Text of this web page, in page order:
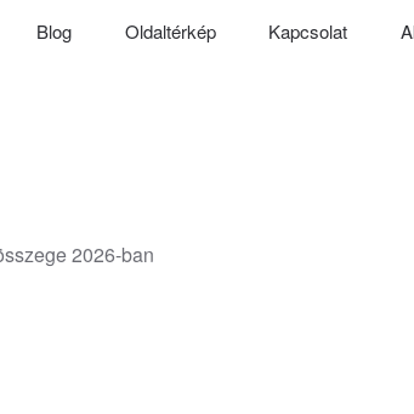
Blog Oldaltérkép Kapcsolat
2026-ban